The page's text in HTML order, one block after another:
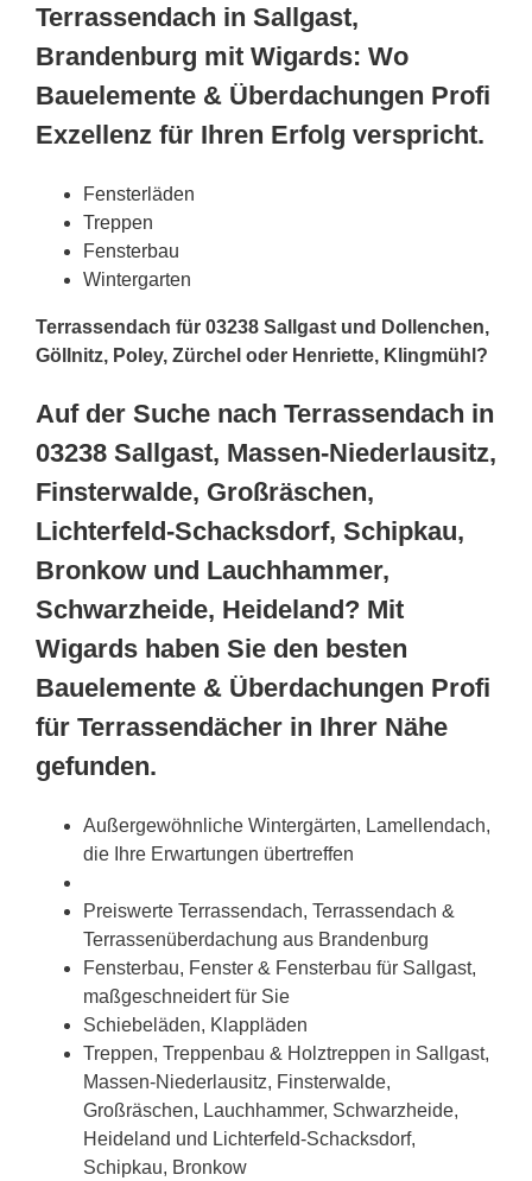
Terrassendach in Sallgast,
Brandenburg mit Wigards: Wo
Bauelemente & Überdachungen Profi
Exzellenz für Ihren Erfolg verspricht.
Fensterläden
Treppen
Fensterbau
Wintergarten
Terrassendach für 03238 Sallgast und Dollenchen,
Göllnitz, Poley, Zürchel oder Henriette, Klingmühl?
Auf der Suche nach Terrassendach in
03238 Sallgast, Massen-Niederlausitz,
Finsterwalde, Großräschen,
Lichterfeld-Schacksdorf, Schipkau,
Bronkow und Lauchhammer,
Schwarzheide, Heideland? Mit
Wigards haben Sie den besten
Bauelemente & Überdachungen Profi
für Terrassendächer in Ihrer Nähe
gefunden.
Außergewöhnliche Wintergärten, Lamellendach,
die Ihre Erwartungen übertreffen
Preiswerte Terrassendach, Terrassendach &
Terrassenüberdachung aus Brandenburg
Fensterbau, Fenster & Fensterbau für Sallgast,
maßgeschneidert für Sie
Schiebeläden, Klappläden
Treppen, Treppenbau & Holztreppen in Sallgast,
Massen-Niederlausitz, Finsterwalde,
Großräschen, Lauchhammer, Schwarzheide,
Heideland und Lichterfeld-Schacksdorf,
Schipkau, Bronkow